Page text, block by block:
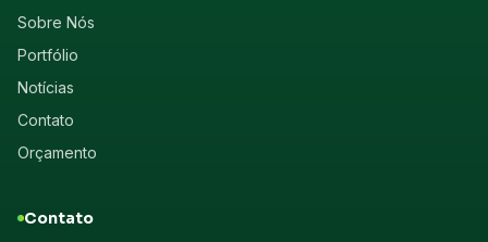
Sobre Nós
Portfólio
Notícias
Contato
Orçamento
Contato